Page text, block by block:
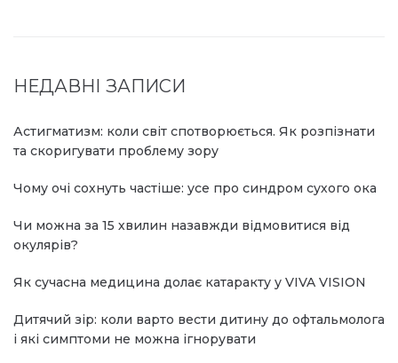
НЕДАВНІ ЗАПИСИ
Астигматизм: коли світ спотворюється. Як розпізнати
та скоригувати проблему зору
Чому очі сохнуть частіше: усе про синдром сухого ока
Чи можна за 15 хвилин назавжди відмовитися від
окулярів?
Як сучасна медицина долає катаракту у VIVA VISION
Дитячий зір: коли варто вести дитину до офтальмолога
і які симптоми не можна ігнорувати